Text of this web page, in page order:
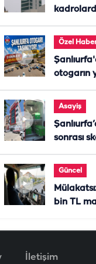
Özel
otogarın
Asayiş
sonrası
Güncel
bin TL
İletişim